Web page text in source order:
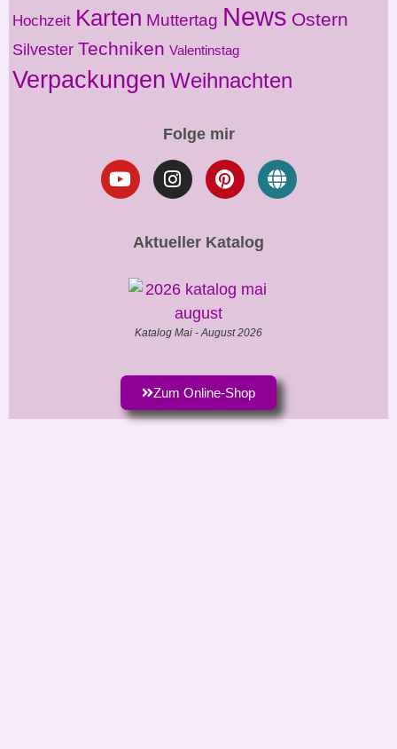
Hochzeit Karten Muttertag News Ostern
Silvester Techniken Valentinstag
Verpackungen Weihnachten
Folge mir
Aktueller Katalog
Katalog Mai - August 2026
Zum Online-Shop